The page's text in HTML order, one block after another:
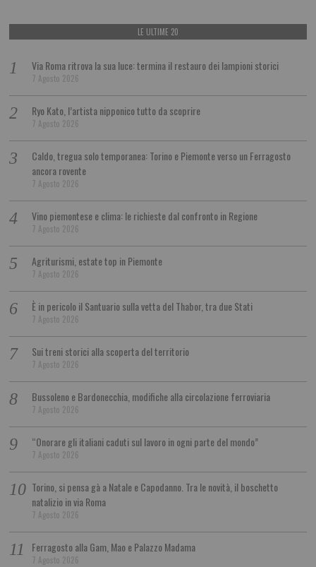
LE ULTIME 20
Via Roma ritrova la sua luce: termina il restauro dei lampioni storici
7 Agosto 2026
Ryo Kato, l’artista nipponico tutto da scoprire
7 Agosto 2026
Caldo, tregua solo temporanea: Torino e Piemonte verso un Ferragosto
ancora rovente
7 Agosto 2026
Vino piemontese e clima: le richieste dal confronto in Regione
7 Agosto 2026
Agriturismi, estate top in Piemonte
7 Agosto 2026
È in pericolo il Santuario sulla vetta del Thabor, tra due Stati
7 Agosto 2026
Sui treni storici alla scoperta del territorio
7 Agosto 2026
Bussoleno e Bardonecchia, modifiche alla circolazione ferroviaria
7 Agosto 2026
“Onorare gli italiani caduti sul lavoro in ogni parte del mondo”
7 Agosto 2026
Torino, si pensa gà a Natale e Capodanno. Tra le novità, il boschetto
natalizio in via Roma
7 Agosto 2026
Ferragosto alla Gam, Mao e Palazzo Madama
7 Agosto 2026